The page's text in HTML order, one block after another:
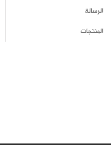
الرسالة
المنتجات